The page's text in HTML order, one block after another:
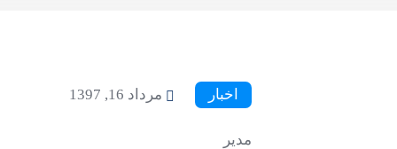
اخبار مرداد 16, 1397
مدیر